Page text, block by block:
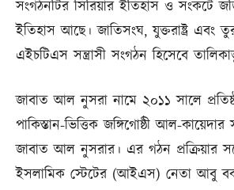
সংগঠনটির সিরিয়ার ইতিহাস ও সংকটে
ইতিহাস আছে। জাতিসংঘ, যুক্তরাষ্ট্র এবং
এইচটিএস সন্ত্রাসী সংগঠন হিসেবে
জাবাত আল নুসরা নামে ২০১১ সালে
পাকিস্তান-ভিত্তিক জঙ্গিগোষ্ঠী আল-কায়েদার
জাবাত আল নুসরার। এর গঠন প্রক্রিয়ার
ইসলামিক স্টেটের (আইএস) নেতা আবু